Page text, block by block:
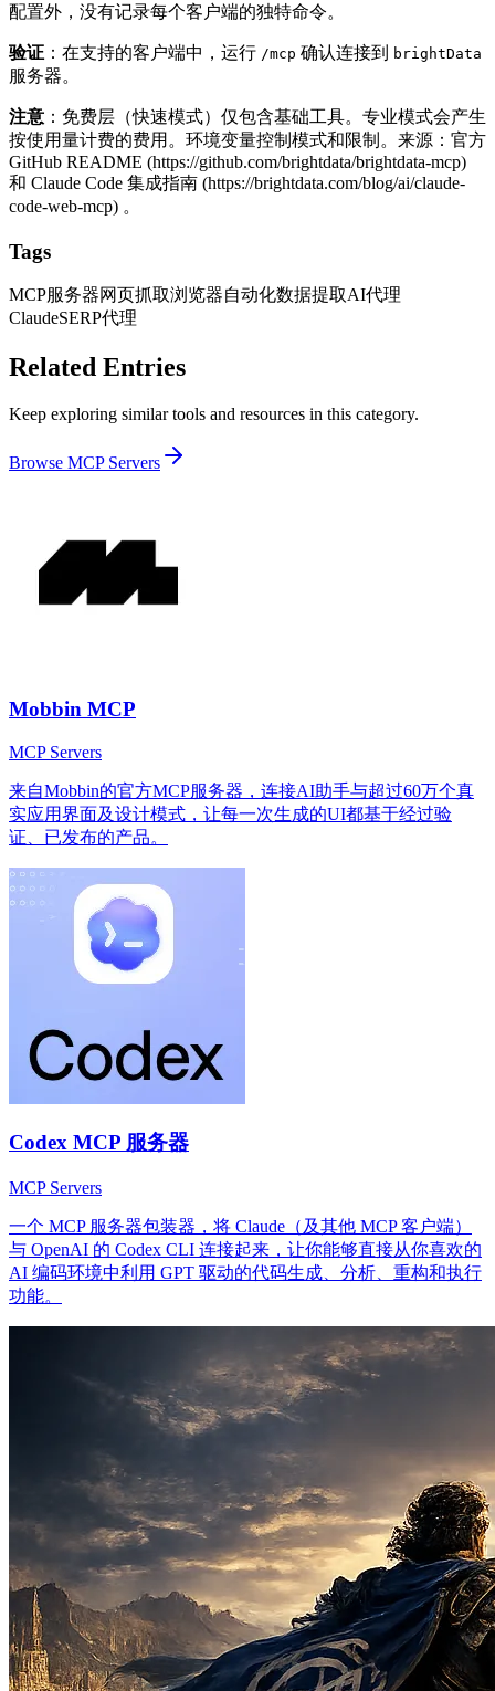
配置外，没有记录每个客户端的独特命令。
验证 ：在支持的客户端中，运行 /mcp 确认连接到 brightData
服务器。
注意 ：免费层（快速模式）仅包含基础工具。专业模式会产生
按使用量计费的费用。环境变量控制模式和限制。来源：官方
GitHub README (https://github.com/brightdata/brightdata-mcp)
和 Claude Code 集成指南 (https://brightdata.com/blog/ai/claude-
code-web-mcp) 。
Tags
MCP服务器网页抓取浏览器自动化数据提取AI代理
ClaudeSERP代理
Related Entries
Keep exploring similar tools and resources in this category.
Browse MCP Servers
Mobbin MCP
MCP Servers
来自Mobbin的官方MCP服务器，连接AI助手与超过60万个真
实应用界面及设计模式，让每一次生成的UI都基于经过验
证、已发布的产品。
Codex MCP 服务器
MCP Servers
一个 MCP 服务器包装器，将 Claude（及其他 MCP 客户端）
与 OpenAI 的 Codex CLI 连接起来，让你能够直接从你喜欢的
AI 编码环境中利用 GPT 驱动的代码生成、分析、重构和执行
功能。